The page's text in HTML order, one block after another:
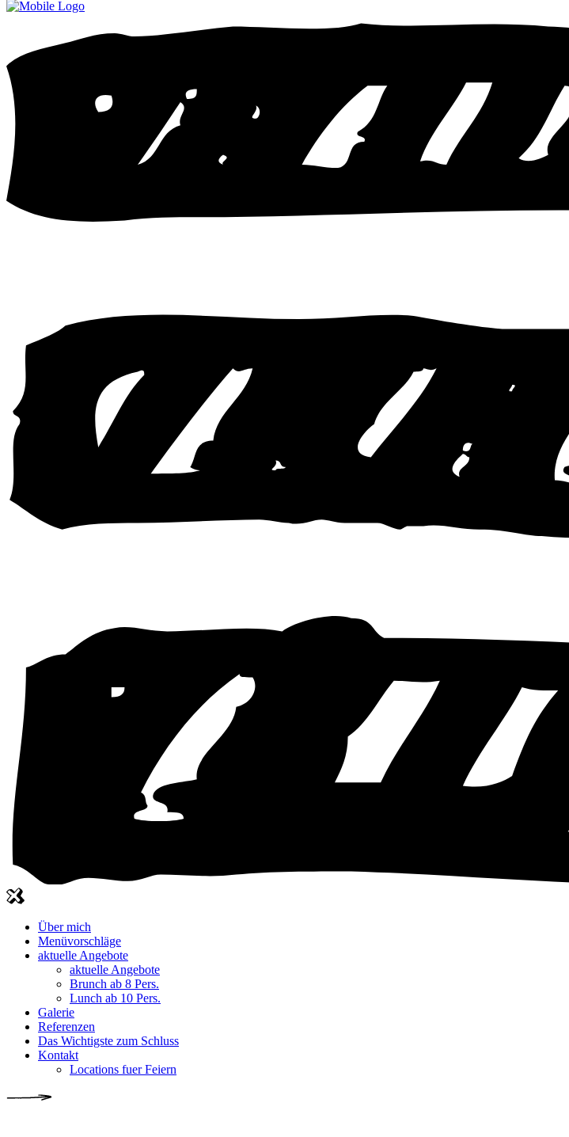
Über mich
Menüvorschläge
aktuelle Angebote
aktuelle Angebote
Brunch ab 8 Pers.
Lunch ab 10 Pers.
Galerie
Referenzen
Das Wichtigste zum Schluss
Kontakt
Locations fuer Feiern